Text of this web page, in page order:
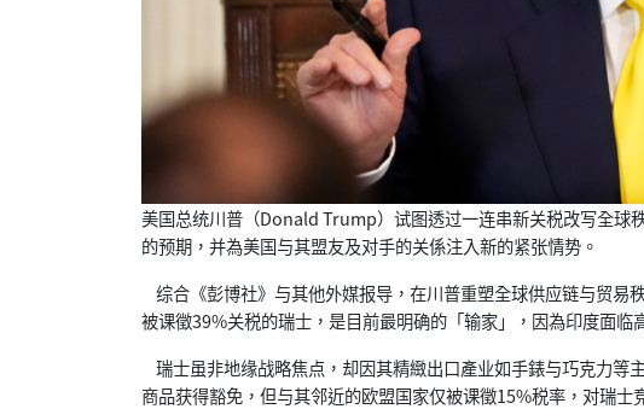
美国总统川普（Donald Trump）试图透过一连串新关税改写全球
的预期，并為美国与其盟友及对手的关係注入新的紧张情势。
综合《彭博社》与其他外媒报导，在川普重塑全球供应链与贸易
被课徵39%关税的瑞士，是目前最明确的「输家」，因為印度面临
瑞士虽非地缘战略焦点，却因其精緻出口產业如手錶与巧克力等
商品获得豁免，但与其邻近的欧盟国家仅被课徵15%税率，对瑞士